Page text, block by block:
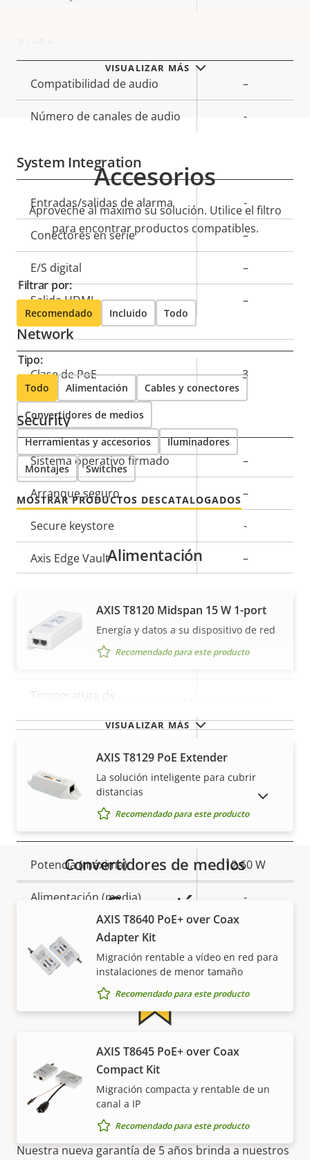
VISUALIZAR MÁS
Descripción
de
propiedad
Valor de
la
propiedad
Compatibilidad de audio –
Número de canales de audio -
System Integration
Descripción
de
propiedad
Valor de
la
propiedad
Entradas/salidas de alarma -
Conectores en serie –
E/S digital –
Salida HDMI –
Network
Descripción
de
propiedad
Valor de
la
propiedad
Clase de PoE 3
Security
Descripción
de
propiedad
Valor de
la
propiedad
Sistema operativo firmado –
Arranque seguro –
Secure keystore -
Axis Edge Vault –
Descripción
Número de ranuras para
tarjetas de memoria
1
Temperatura de
Acelerómetro incorporado –
Descripción
de
propiedad
Valor de
la
propiedad
Potencia (máxima) 12.60 W
Alimentación (media) -
Tensión de entrada de CC
Accesorios
Aproveche al máximo su solución. Utilice el filtro
para encontrar productos compatibles.
Filtrar por:
Recomendado Incluido Todo
Tipo:
Todo Alimentación Cables y conectores
Convertidores de medios
Herramientas y accesorios Iluminadores
Montajes Switches
MOSTRAR PRODUCTOS DESCATALOGADOS
VISUALIZAR MÁS
Alimentación
AXIS T8120 Midspan 15 W 1-port
Energía y datos a su dispositivo de red
Recomendado para este producto
AXIS T8129 PoE Extender
La solución inteligente para cubrir
distancias
Recomendado para este producto
Convertidores de medios
AXIS T8640 PoE+ over Coax
Adapter Kit
Migración rentable a vídeo en red para
instalaciones de menor tamaño
Recomendado para este producto
AXIS T8645 PoE+ over Coax
Compact Kit
Migración compacta y rentable de un
canal a IP
Recomendado para este producto
MOSTRAR PRODUCTOS DESCATALOGADOS
Garantía
Más tranquilidad para el
cliente con una garantía de 5
años
Nuestra nueva garantía de 5 años brinda a nuestros